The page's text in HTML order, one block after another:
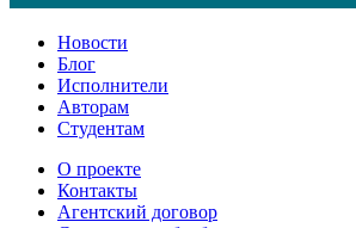
Новости
Блог
Исполнители
Авторам
Студентам
О проекте
Контакты
Агентский договор